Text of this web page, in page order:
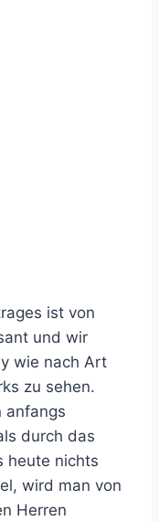
ist von
und wir
wie nach Art
zu sehen.
anfangs
durch das
heute nichts
wird man von
Herren